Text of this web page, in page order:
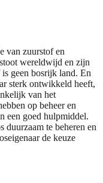
van zuurstof en
wereldwijd en zijn
geen bosrijk land. En
sterk ontwikkeld heeft,
van het
op beheer en
een goed hulpmiddel.
te beheren en
de keuze